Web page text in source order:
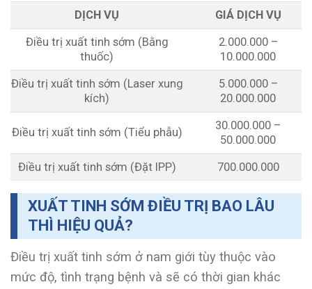
DỊCH VỤ GIÁ DỊCH VỤ
Điều trị xuất tinh sớm (Bằng
thuốc)
2.000.000 –
10.000.000
Điều trị xuất tinh sớm (Laser xung
kích)
5.000.000 –
20.000.000
Điều trị xuất tinh sớm (Tiểu phẫu)
30.000.000 –
50.000.000
Điều trị xuất tinh sớm (Đặt IPP) 700.000.000
XUẤT TINH SỚM ĐIỀU TRỊ BAO LÂU
THÌ HIỆU QUẢ?
Điều trị xuất tinh sớm ở nam giới tùy thuộc vào
mức độ, tình trạng bệnh và sẽ có thời gian khác